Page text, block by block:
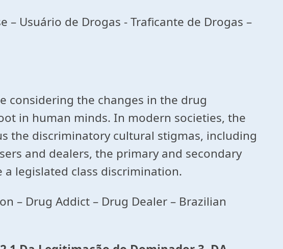
– Usuário de Drogas - Traficante de Drogas –
considering the changes in the drug
in human minds. In modern societies, the
the discriminatory cultural stigmas, including
and dealers, the primary and secondary
legislated class discrimination.
– Drug Addict – Drug Dealer – Brazilian